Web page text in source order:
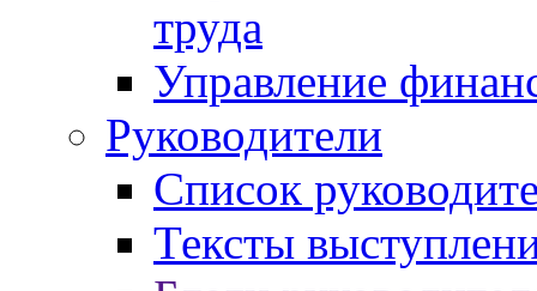
труда
Управление
Руководители
Список
Тексты